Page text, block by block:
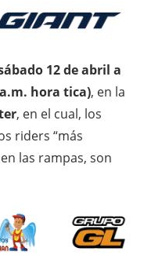
12 de abril a
hora tica), en la
, en el cual, los
riders “más
las rampas, son